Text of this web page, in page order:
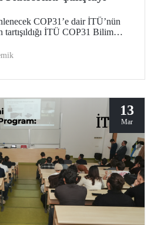
COP31’e dair İTÜ’nün
tartışıldığı İTÜ COP31 Bilim
düzenlendi.
13
Mar